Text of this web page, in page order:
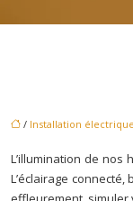
/ Installation électrique
L’illumination de
L’éclairage